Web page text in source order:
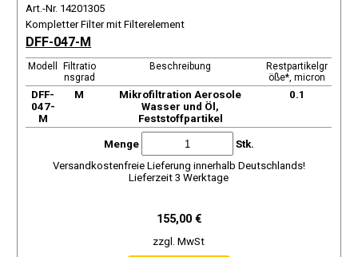
Art.-Nr. 14201305
Kompletter Filter mit Filterelement
DFF-047-M
Modell
Filtratio
nsgrad
Beschreibung
Restpartikelgr
öße*, micron
DFF-
047-
M
М
Mikrofiltration Aerosole
Wasser und Öl,
Feststoffpartikel
0.1
Menge
Stk.
Versandkostenfreie Lieferung innerhalb Deutschlands!
Lieferzeit 3 Werktage
155,00 €
zzgl. MwSt